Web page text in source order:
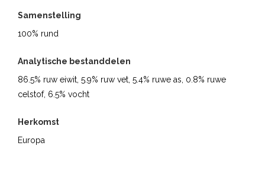
Samenstelling
100% rund
Analytische bestanddelen
86.5% ruw eiwit, 5.9% ruw vet, 5.4% ruwe as, 0.8% ruwe
celstof, 6.5% vocht
Herkomst
Europa